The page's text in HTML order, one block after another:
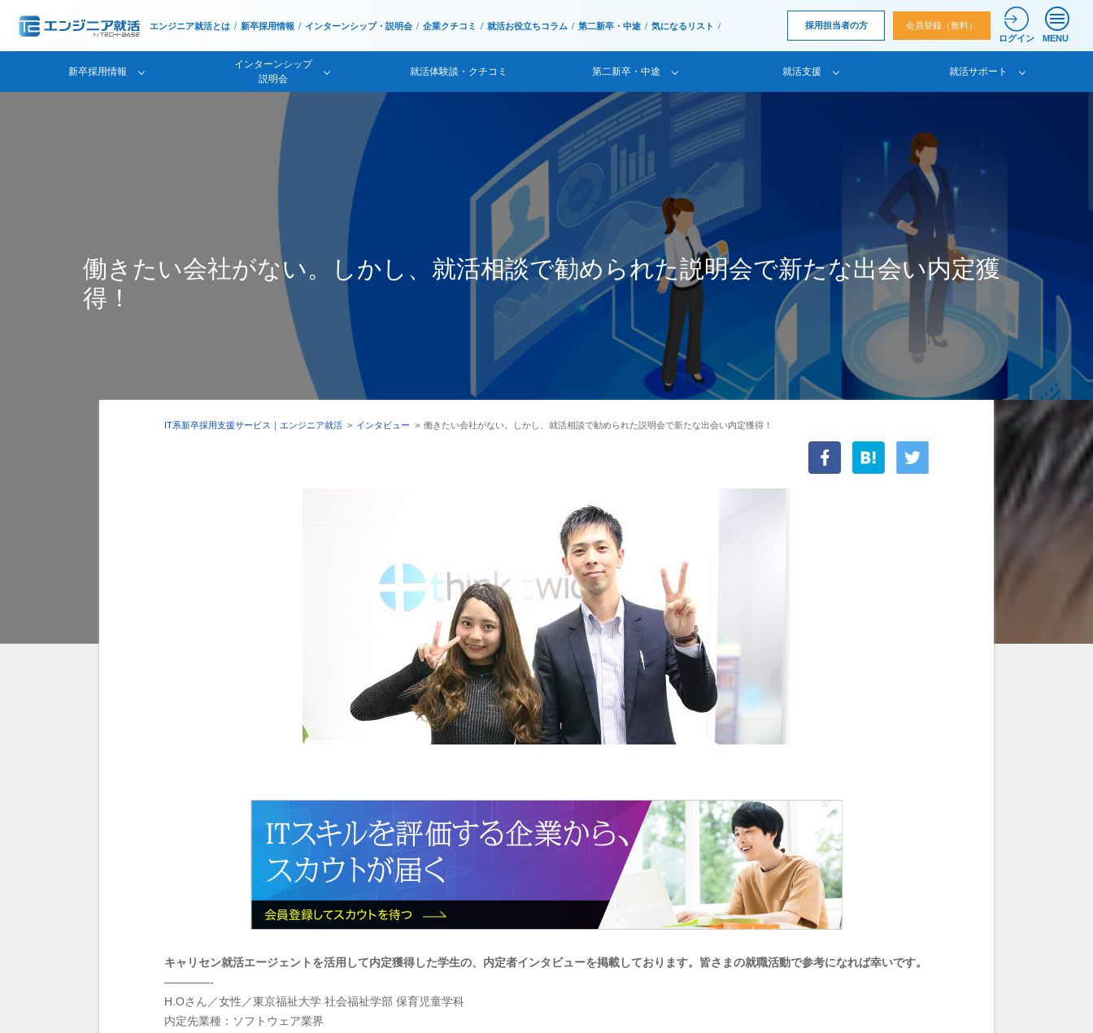
エンジニア就活とは 新卒採用情報 インターンシップ・説明会 企業クチコミ 就活お役立ちコラム 第二新卒・中途 気になるリスト 採用担当者の方
会員登録（無料）
ログイン
MENU
新卒採用情報
インターンシップ
説明会
就活体験談・クチコミ 第二新卒・中途 就活支援 就活サポート
働きたい会社がない。しかし、就活相談で勧められた説明会で新たな出会い内定獲
得！
IT系新卒採用支援サービス｜エンジニア就活 > インタビュー > 働きたい会社がない。しかし、就活相談で勧められた説明会で新たな出会い内定獲得！
キャリセン就活エージェントを活用して内定獲得した学生の、内定者インタビューを掲載しております。皆さまの就職活動で参考になれば幸いです。
————-
H.Oさん／女性／東京福祉大学 社会福祉学部 保育児童学科
内定先業種：ソフトウェア業界